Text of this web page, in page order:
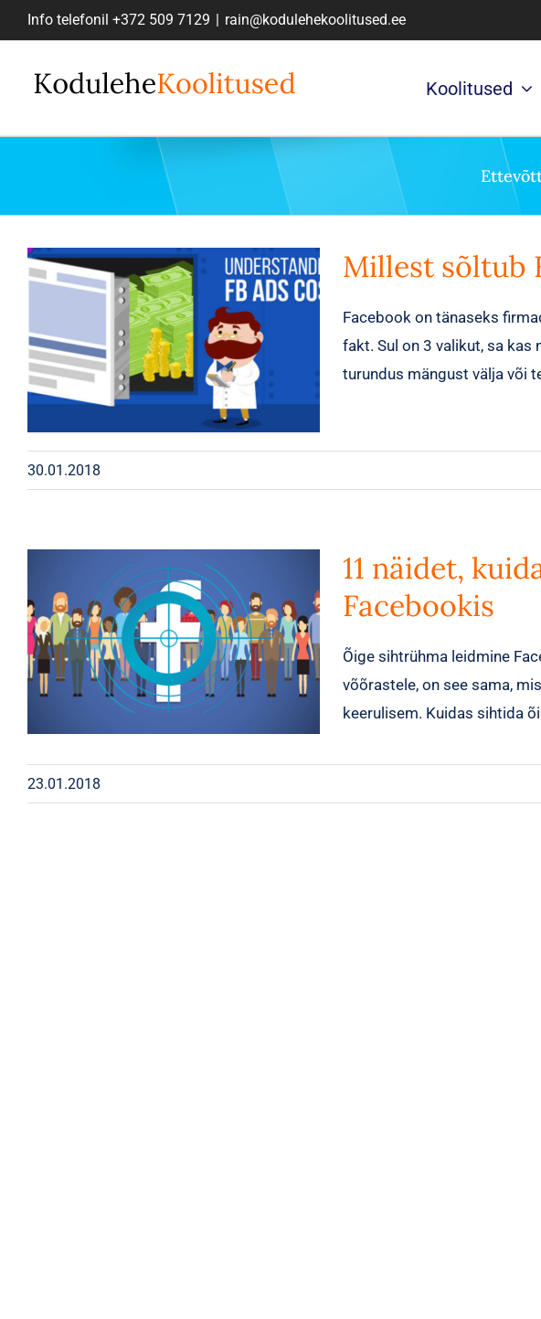
Skip
to
content
Info telefonil +372 509 7129 | rain@kodulehekoolitused.ee
Koolitused
Millest sõltub
Facebook on tänaseks
fakt. Sul on 3 valikut, sa kas
turundus mängust välja või
30.01.2018
11 näidet,
Facebookis
Õige sihtrühma leidmine
võõrastele, on see sama,
keerulisem. Kuidas sihtida
23.01.2018